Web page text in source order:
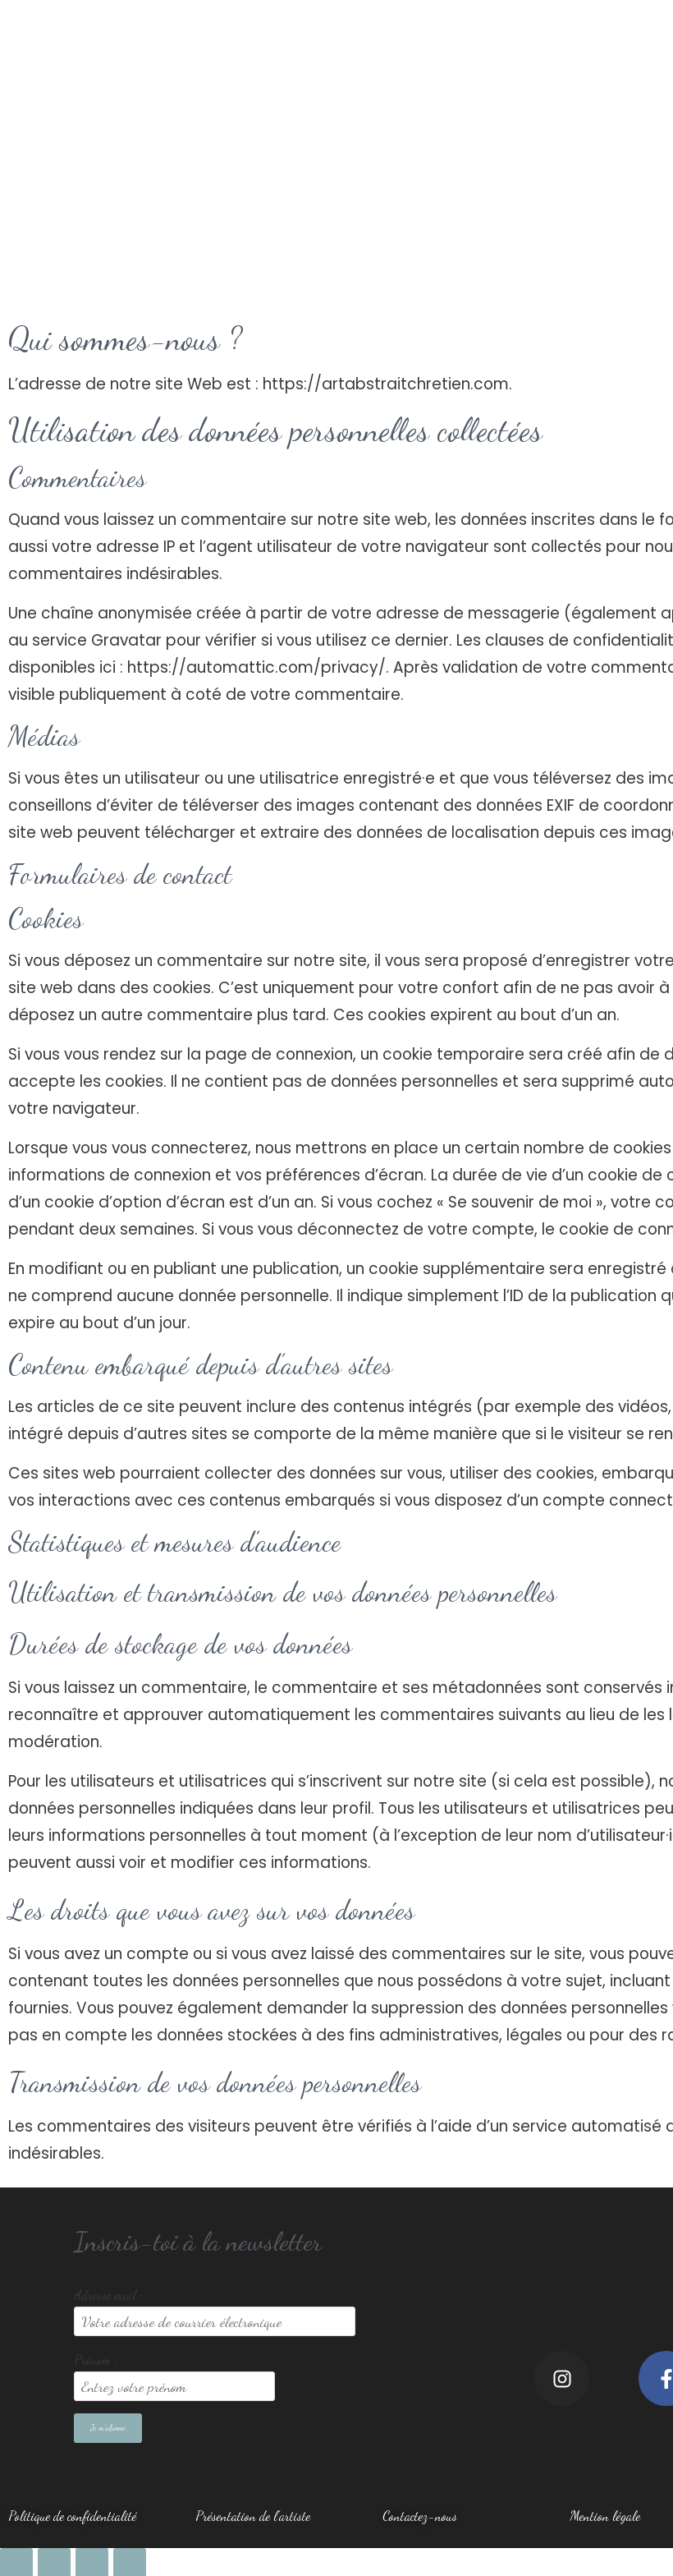
Qui sommes-nous ?
L’adresse de notre site Web est : https://artabstraitchretien.com.
Utilisation des données personnelles collectées
Commentaires
Quand vous laissez un commentaire sur notre site web, les données inscrites dans le
aussi votre adresse IP et l’agent utilisateur de votre navigateur sont collectés pour
commentaires indésirables.
Une chaîne anonymisée créée à partir de votre adresse de messagerie (également
au service Gravatar pour vérifier si vous utilisez ce dernier. Les clauses de
disponibles ici : https://automattic.com/privacy/. Après validation de votre
visible publiquement à coté de votre commentaire.
Médias
Si vous êtes un utilisateur ou une utilisatrice enregistré·e et que vous téléversez des
conseillons d’éviter de téléverser des images contenant des données EXIF de
site web peuvent télécharger et extraire des données de localisation depuis ces
Formulaires de contact
Cookies
Si vous déposez un commentaire sur notre site, il vous sera proposé d’enregistrer
site web dans des cookies. C’est uniquement pour votre confort afin de ne pas avoir
déposez un autre commentaire plus tard. Ces cookies expirent au bout d’un an.
Si vous vous rendez sur la page de connexion, un cookie temporaire sera créé afin
accepte les cookies. Il ne contient pas de données personnelles et sera supprimé
votre navigateur.
Lorsque vous vous connecterez, nous mettrons en place un certain nombre de
informations de connexion et vos préférences d’écran. La durée de vie d’un cookie de
d’un cookie d’option d’écran est d’un an. Si vous cochez « Se souvenir de moi », votre
pendant deux semaines. Si vous vous déconnectez de votre compte, le cookie de
En modifiant ou en publiant une publication, un cookie supplémentaire sera
ne comprend aucune donnée personnelle. Il indique simplement l’ID de la publication
expire au bout d’un jour.
Contenu embarqué depuis d’autres sites
Les articles de ce site peuvent inclure des contenus intégrés (par exemple des
intégré depuis d’autres sites se comporte de la même manière que si le visiteur se
Ces sites web pourraient collecter des données sur vous, utiliser des cookies,
vos interactions avec ces contenus embarqués si vous disposez d’un compte
Statistiques et mesures d’audience
Utilisation et transmission de vos données personnelles
Durées de stockage de vos données
Si vous laissez un commentaire, le commentaire et ses métadonnées sont
reconnaître et approuver automatiquement les commentaires suivants au lieu de les
modération.
Pour les utilisateurs et utilisatrices qui s’inscrivent sur notre site (si cela est possible),
données personnelles indiquées dans leur profil. Tous les utilisateurs et utilisatrices
leurs informations personnelles à tout moment (à l’exception de leur nom
peuvent aussi voir et modifier ces informations.
Les droits que vous avez sur vos données
Si vous avez un compte ou si vous avez laissé des commentaires sur le site, vous
contenant toutes les données personnelles que nous possédons à votre sujet,
fournies. Vous pouvez également demander la suppression des données
pas en compte les données stockées à des fins administratives, légales ou pour des
Transmission de vos données personnelles
Les commentaires des visiteurs peuvent être vérifiés à l’aide d’un service
indésirables.
Inscris-toi à la newsletter
Adresse mail :
Prénom :
Politique de confidentialité Présentation de l’artiste Contactez-nous Mention légale